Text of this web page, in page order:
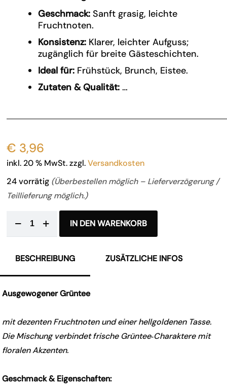
Geschmack: Sanft grasig, leichte
Fruchtnoten.
Konsistenz: Klarer, leichter Aufguss;
zugänglich für breite Gästeschichten.
Ideal für: Frühstück, Brunch, Eistee.
Zutaten & Qualität: …
€ 3,96
inkl. 20 % MwSt. zzgl.Versandkosten
24 vorrätig (Überbestellen möglich – Lieferverzögerung /
Teillieferung möglich.)
IN DEN WARENKORB
BESCHREIBUNG ZUSÄTZLICHE INFOS
Ausgewogener Grüntee
mit dezenten Fruchtnoten und einer hellgoldenen Tasse.
Die Mischung verbindet frische Grüntee‑Charaktere mit
floralen Akzenten.
Geschmack & Eigenschaften: